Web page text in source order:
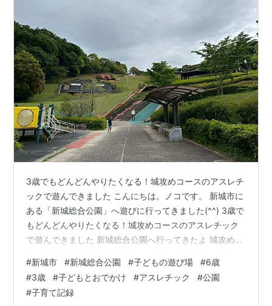
3歳でもどんどんやりたくなる！城攻めコースのアスレチ
ックで遊んできました こんにちは。ノコです。 新城市に
ある「新城総合公園」へ遊びに行ってきました(^^) 3歳で
もどんどんやりたくなる！城攻めコースのアスレチック
で遊んできました 新城総合公園へ行ってきたよ 城攻めコ
アクセス 新城総合公園へ行ってきたよ 新城総合公園は、
新東名の「新城IC」からすぐのところにある超広大な県
営公園。野球場や陸上競技場などのスポーツ施設のほ
#新城市 #新城総合公園 #子どもの遊び場 #6歳
#3歳 #子どもとおでかけ #アスレチック #公園
#子育て記録